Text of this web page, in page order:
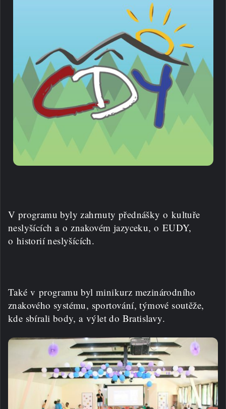
V programu byly zahrnuty přednášky o kultuře
neslyšících a o znakovém jazyceku, o EUDY,
o historií neslyšících.
Také v programu byl minikurz mezinárodního
znakového systému, sportování, týmové soutěže,
kde sbírali body, a výlet do Bratislavy.